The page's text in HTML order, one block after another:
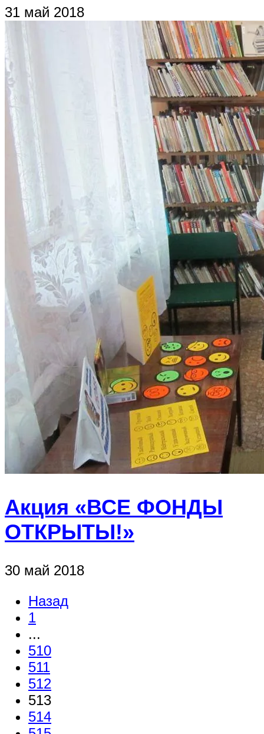
31 май 2018
Акция «ВСЕ ФОНДЫ
ОТКРЫТЫ!»
30 май 2018
Назад
1
...
510
511
512
513
514